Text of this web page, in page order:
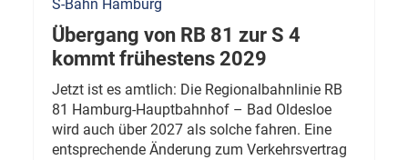
S-Bahn Hamburg
Übergang von RB 81 zur S 4
kommt frühestens 2029
Jetzt ist es amtlich: Die Regionalbahnlinie RB
81 Hamburg-Hauptbahnhof – Bad Oldesloe
wird auch über 2027 als solche fahren. Eine
entsprechende Änderung zum Verkehrsvertrag